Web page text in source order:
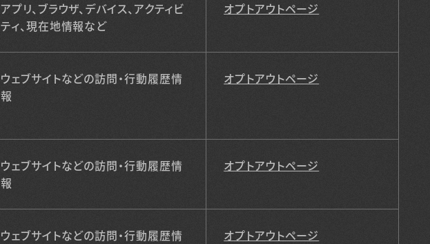
アプリ、ブラウザ、デバイス、アクティビ
ティ、現在地情報など
オプトアウトページ
ウェブサイトなどの訪問・行動履歴情
報
オプトアウトページ
ウェブサイトなどの訪問・行動履歴情
報
オプトアウトページ
ウェブサイトなどの訪問・行動履歴情
オプトアウトページ